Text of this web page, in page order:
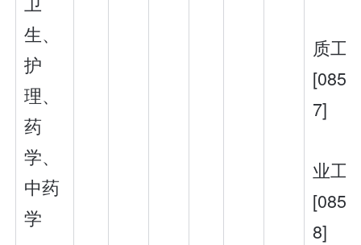
质工
7]
业工
8]
生、
护
理、
药
学、
中药
学